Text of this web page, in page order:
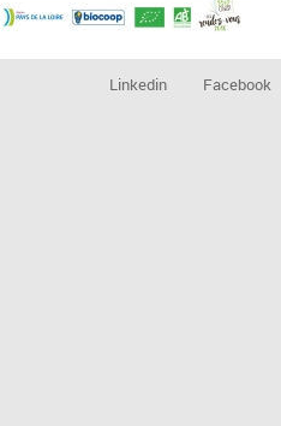
Linkedin Facebook